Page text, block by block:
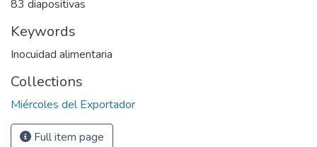
83 diapositivas
Keywords
Inocuidad alimentaria
Collections
Miércoles del Exportador
Full item page